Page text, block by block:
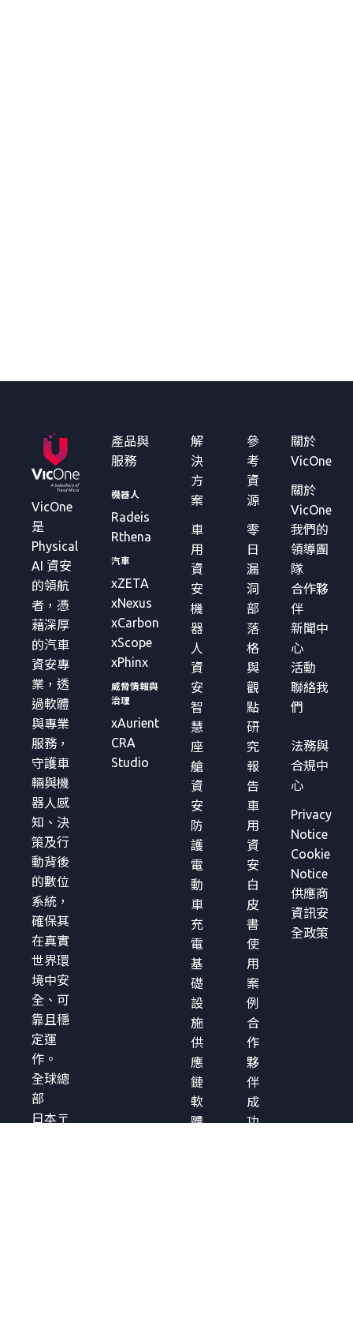
VicOne
是
Physical
AI 資安
的領航
者，憑
藉深厚
的汽車
資安專
業，透
過軟體
與專業
服務，
守護車
輛與機
器人感
知、決
策及行
動背後
的數位
系統，
確保其
在真實
世界環
境中安
全、可
靠且穩
定運
作。
全球總
部
日本〒
產品與
服務
機器人
Radeis
Rthena
汽車
xZETA
xNexus
xCarbon
xScope
xPhinx
威脅情報與
治理
xAurient
CRA
Studio
解
決
方
案
車
用
資
安
機
器
人
資
安
智
慧
座
艙
資
安
防
護
電
動
車
充
電
基
礎
設
施
供
應
鏈
軟
體
參
考
資
源
零
日
漏
洞
部
落
格
與
觀
點
研
究
報
告
車
用
資
安
白
皮
書
使
用
案
例
合
作
夥
伴
成
功
關於
VicOne
關於
VicOne
我們的
領導團
隊
合作夥
伴
新聞中
心
活動
聯絡我
們
法務與
合規中
心
Privacy
Notice
Cookie
Notice
供應商
資訊安
全政策